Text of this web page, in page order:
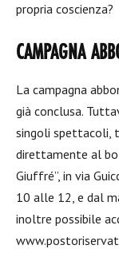
propria coscienza?
CAMPAGNA
La campagna
già conclusa.
singoli spettacoli,
direttamente al
Giuffré”, in via
10 alle 12, e dal
inoltre possibile